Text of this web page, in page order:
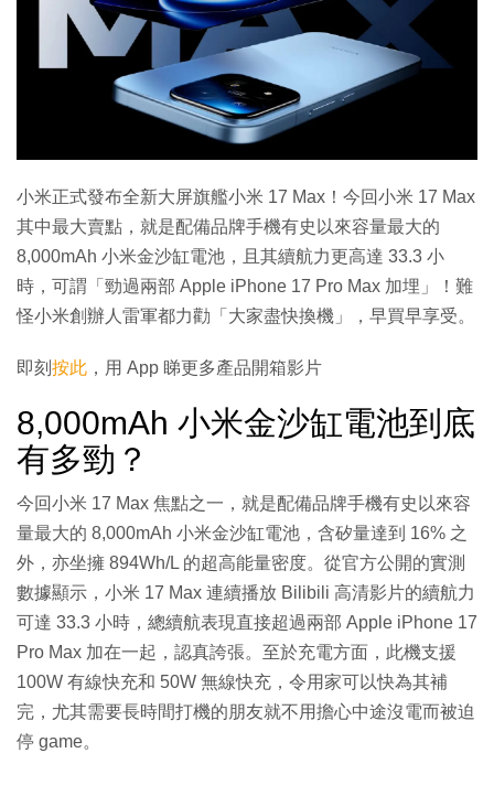
小米正式發布全新大屏旗艦小米 17 Max！今回小米 17 Max
其中最大賣點，就是配備品牌手機有史以來容量最大的
8,000mAh 小米金沙缸電池，且其續航力更高達 33.3 小
時，可謂「勁過兩部 Apple iPhone 17 Pro Max 加埋」！難
怪小米創辦人雷軍都力勸「大家盡快換機」，早買早享受。
即刻 按此 ，用 App 睇更多產品開箱影片
8,000mAh 小米金沙缸電池到底
有多勁？
今回小米 17 Max 焦點之一，就是配備品牌手機有史以來容
量最大的 8,000mAh 小米金沙缸電池，含矽量達到 16% 之
外，亦坐擁 894Wh/L 的超高能量密度。從官方公開的實測
數據顯示，小米 17 Max 連續播放 Bilibili 高清影片的續航力
可達 33.3 小時，總續航表現直接超過兩部 Apple iPhone 17
Pro Max 加在一起，認真誇張。至於充電方面，此機支援
100W 有線快充和 50W 無線快充，令用家可以快為其補
完，尤其需要長時間打機的朋友就不用擔心中途沒電而被迫
停 game。